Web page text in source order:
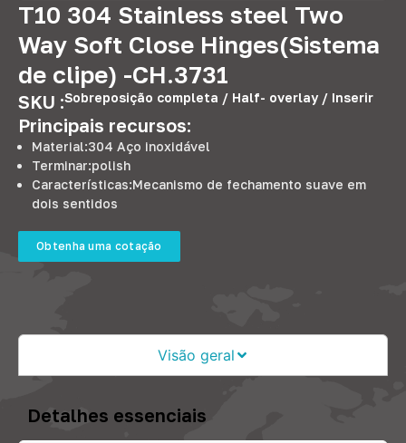
T10 304 Stainless steel Two
Way Soft Close Hinges(Sistema
de clipe) -CH.3731
SKU :Sobreposição completa / Half- overlay / Inserir
Principais recursos:
Material:304 Aço inoxidável
Terminar:polish
Características:Mecanismo de fechamento suave em
dois sentidos
Obtenha uma cotação
Visão geral
Detalhes essenciais